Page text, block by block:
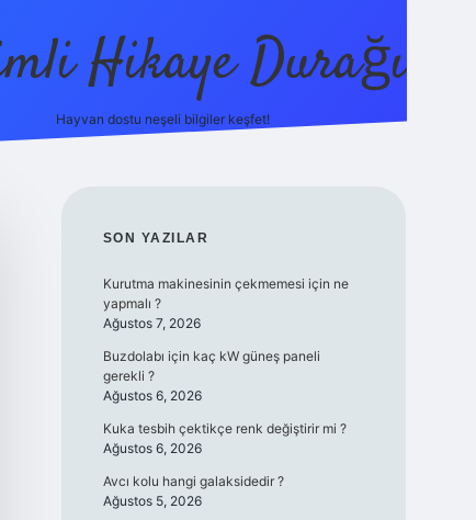
Hikaye Durağı
Hayvan dostu neşeli bilgiler keşfet!
SIDEBAR
SON YAZILAR
Kurutma makinesinin çekmemesi için ne
yapmalı ?
Ağustos 7, 2026
Buzdolabı için kaç kW güneş paneli
gerekli ?
Ağustos 6, 2026
Kuka tesbih çektikçe renk değiştirir mi ?
Ağustos 6, 2026
Avcı kolu hangi galaksidedir ?
Ağustos 5, 2026